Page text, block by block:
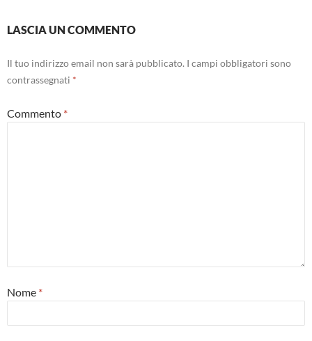
LASCIA UN COMMENTO
Il tuo indirizzo email non sarà pubblicato. I campi obbligatori sono
contrassegnati *
Commento *
Nome *